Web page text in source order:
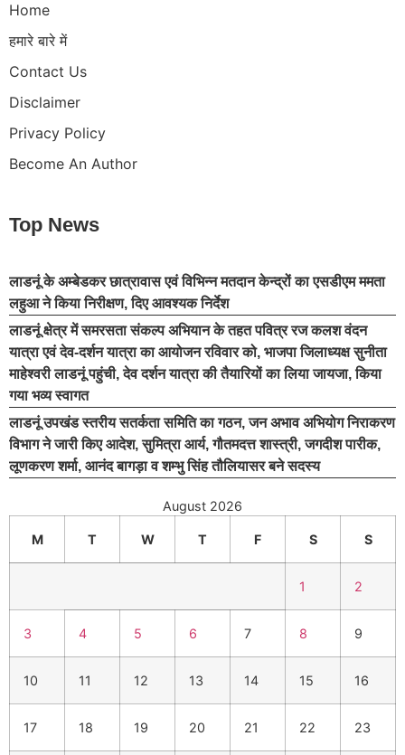
Home
हमारे बारे में
Contact Us
Disclaimer
Privacy Policy
Become An Author
Top News
लाडनूं के अम्बेडकर छात्रावास एवं विभिन्न मतदान केन्द्रों का एसडीएम ममता
लहुआ ने किया निरीक्षण, दिए आवश्यक निर्देश
लाडनूं क्षेत्र में समरसता संकल्प अभियान के तहत पवित्र रज कलश वंदन
यात्रा एवं देव-दर्शन यात्रा का आयोजन रविवार को, भाजपा जिलाध्यक्ष सुनीता
माहेश्वरी लाडनूं पहुंची, देव दर्शन यात्रा की तैयारियों का लिया जायजा, किया
गया भव्य स्वागत
लाडनूं उपखंड स्तरीय सतर्कता समिति का गठन, जन अभाव अभियोग निराकरण
विभाग ने जारी किए आदेश, सुमित्रा आर्य, गौतमदत्त शास्त्री, जगदीश पारीक,
लूणकरण शर्मा, आनंद बागड़ा व शम्भु सिंह तौलियासर बने सदस्य
August 2026
M T W T F S S
1 2
3 4 5 6 7 8 9
10 11 12 13 14 15 16
17 18 19 20 21 22 23